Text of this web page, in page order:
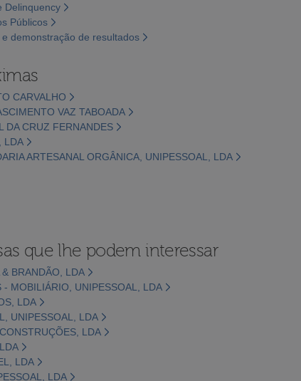
Delinquency
Públicos
demonstração de resultados
CARVALHO
VAZ TABOADA
DA CRUZ FERNANDES
LDA
ARTESANAL ORGÂNICA, UNIPESSOAL, LDA
que lhe podem interessar
& BRANDÃO, LDA
- MOBILIÁRIO, UNIPESSOAL, LDA
LDA
UNIPESSOAL, LDA
LDA
LDA
LDA